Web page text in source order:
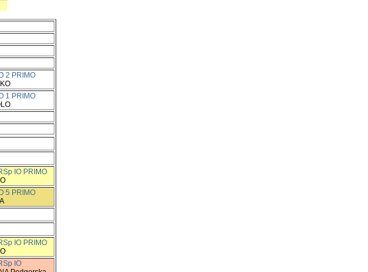
2 PRIMO
1 PRIMO
IO PRIMO
5 PRIMO
IO PRIMO
IO